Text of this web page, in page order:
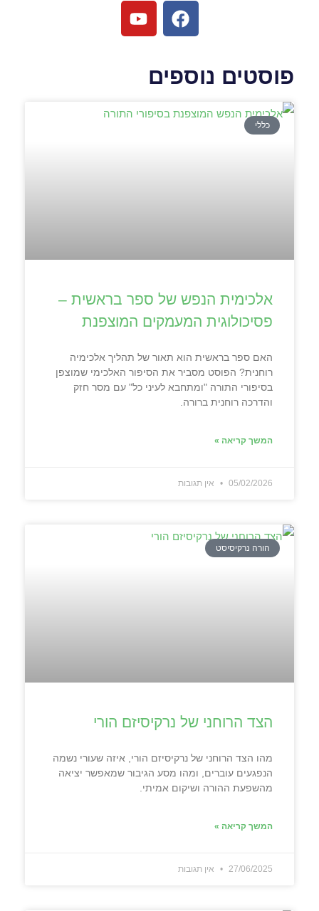
פוסטים נוספים
כללי
אלכימית הנפש של ספר בראשית –
פסיכולוגית המעמקים המוצפנת
האם ספר בראשית הוא תאור של תהליך אלכימיה
רוחנית? הפוסט מסביר את הסיפור האלכימי שמוצפן
בסיפורי התורה "ומתחבא לעיני כל" עם מסר חזק
והדרכה רוחנית ברורה.
המשך קריאה »
05/02/2026 אין תגובות
הורה נרקיסיסט
הצד הרוחני של נרקיסיזם הורי
מהו הצד הרוחני של נרקיסיזם הורי, איזה שעורי נשמה
הנפגעים עוברים, ומהו מסע הגיבור שמאפשר יציאה
מהשפעת ההורה ושיקום אמיתי.
המשך קריאה »
27/06/2025 אין תגובות